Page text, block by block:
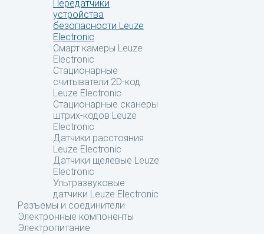
Передатчики
устройства
безопасности Leuze
Electronic
Смарт камеры Leuze
Electronic
Стационарные
считыватели 2D-код
Leuze Electronic
Стационарные сканеры
штрих-кодов Leuze
Electronic
Датчики расстояния
Leuze Electronic
Датчики щелевые Leuze
Electronic
Ультразвуковые
датчики Leuze Electronic
Разъемы и соединители
Электронные компоненты
Электропитание